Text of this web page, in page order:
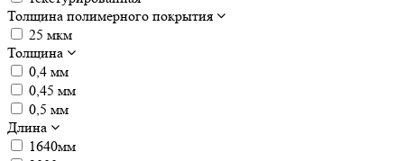
Толщина полимерного покрытия
25 мкм
Толщина
0,4 мм
0,45 мм
0,5 мм
Длина
1640мм